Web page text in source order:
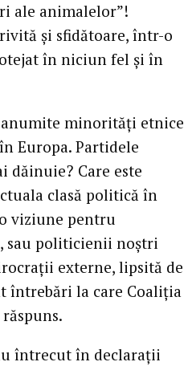
ale animalelor”!
şi sfidătoare, într-o
în niciun fel şi în
minorităţi etnice
Europa. Partidele
dăinuie? Care este
clasă politică în
viziune pentru
sau politicienii noştri
externe, lipsită de
întrebări la care Coaliţia
întrecut în declaraţii